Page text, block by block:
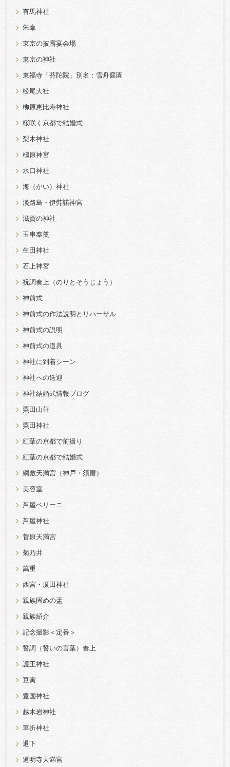
有馬神社
朱傘
東京の披露宴会場
東京の神社
東福寺「芬陀院」別名：雪舟庭園
松尾大社
柳原恵比寿神社
桜咲く京都で結婚式
梨木神社
橿原神宮
水口神社
海（かい）神社
淡路島・伊弉諾神宮
滋賀の神社
玉串奉奠
生田神社
石上神宮
祝詞奏上（のりとそうじょう）
神前式
神前式の作法説明とリハーサル
神前式の説明
神前式の道具
神社に到着シーン
神社への送迎
神社結婚式情報ブログ
粟田山荘
粟田神社
紅葉の京都で前撮り
紅葉の京都で結婚式
綱敷天満宮（神戸・須磨）
美容室
芦屋ベリーニ
芦屋神社
菅原天満宮
菊乃井
萬重
西宮・廣田神社
親族固めの盃
親族紹介
記念撮影＜定番＞
誓詞（誓いの言葉）奏上
護王神社
豆寅
豊国神社
越木岩神社
車折神社
退下
道明寺天満宮